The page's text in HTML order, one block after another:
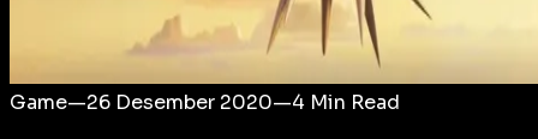
Game—26 Desember 2020—4 Min Read